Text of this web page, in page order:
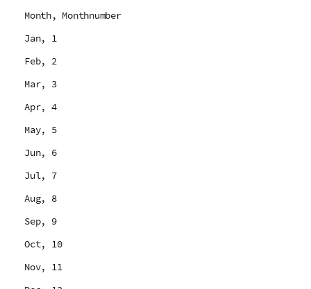
Month, Monthnumber
Jan, 1
Feb, 2
Mar, 3
Apr, 4
May, 5
Jun, 6
Jul, 7
Aug, 8
Sep, 9
Oct, 10
Nov, 11